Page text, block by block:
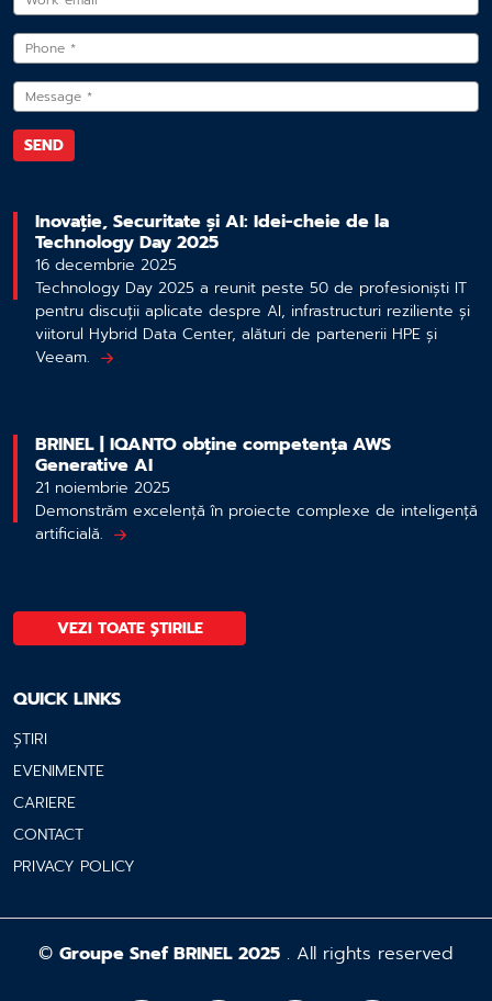
Inovație, Securitate și AI: Idei-cheie de la
Technology Day 2025
16 decembrie 2025
Technology Day 2025 a reunit peste 50 de profesioniști IT
pentru discuții aplicate despre AI, infrastructuri reziliente și
viitorul Hybrid Data Center, alături de partenerii HPE și
Veeam.
BRINEL | IQANTO obține competența AWS
Generative AI
21 noiembrie 2025
Demonstrăm excelență în proiecte complexe de inteligență
artificială.
VEZI TOATE ȘTIRILE
QUICK LINKS
ȘTIRI
EVENIMENTE
CARIERE
CONTACT
PRIVACY POLICY
© Groupe Snef BRINEL 2025 . All rights reserved